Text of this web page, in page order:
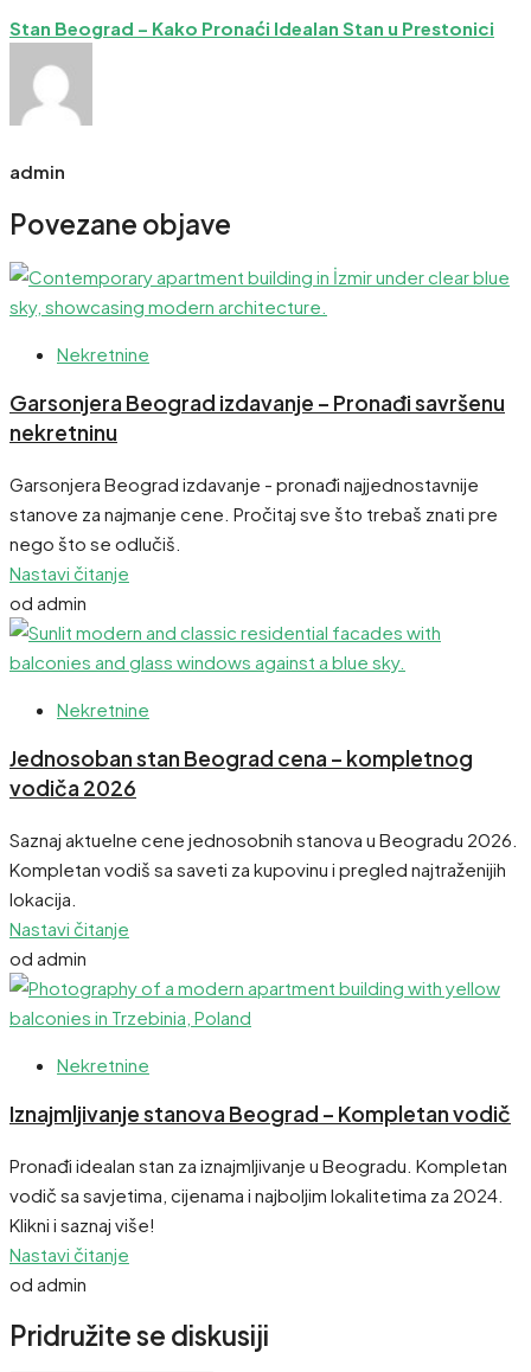
Stan Beograd – Kako Pronaći Idealan Stan u Prestonici
admin
Povezane objave
Nekretnine
Garsonjera Beograd izdavanje – Pronađi savršenu
nekretninu
Garsonjera Beograd izdavanje - pronađi najjednostavnije
stanove za najmanje cene. Pročitaj sve što trebaš znati pre
nego što se odlučiš.
Nastavi čitanje
od admin
Nekretnine
Jednosoban stan Beograd cena – kompletnog
vodiča 2026
Saznaj aktuelne cene jednosobnih stanova u Beogradu 2026.
Kompletan vodiš sa saveti za kupovinu i pregled najtraženijih
lokacija.
Nastavi čitanje
od admin
Nekretnine
Iznajmljivanje stanova Beograd – Kompletan vodič
Pronađi idealan stan za iznajmljivanje u Beogradu. Kompletan
vodič sa savjetima, cijenama i najboljim lokalitetima za 2024.
Klikni i saznaj više!
Nastavi čitanje
od admin
Pridružite se diskusiji